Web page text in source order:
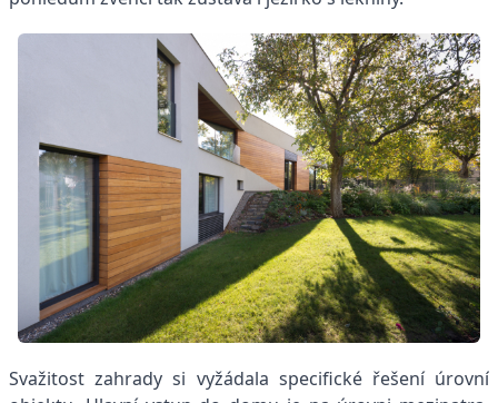
Svažitost zahrady si vyžádala specifické řešení úrovní